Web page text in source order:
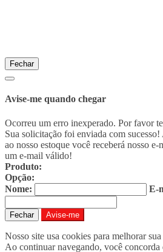
Fechar
Avise-me quando chegar
Ocorreu um erro inexperado. Por favor
Sua solicitação foi enviada com
ao nosso estoque você receberá nosso
um e-mail válido!
Produto:
Opção:
Nome:
E-
Fechar Avise-me
Nosso site usa cookies para melhorar
Ao continuar navegando, você concorda